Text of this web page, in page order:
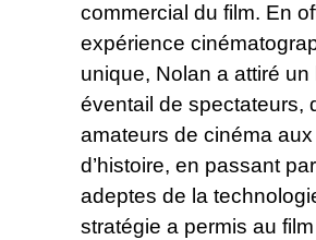
commercial du film. En
expérience
unique, Nolan a attiré un
éventail de spectateurs,
amateurs de cinéma
d’histoire, en passant
adeptes de la
stratégie a permis au